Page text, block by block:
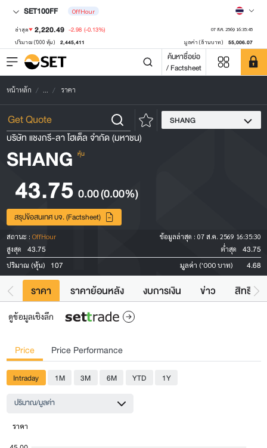
SET100FF OffHour
ล่าสุด 2,220.49 -2.98 (-0.13%) 07 ส.ค. 2569 16:35:45
ปริมาณ ('000 หุ้น) 2,445,411 มูลค่า (ล้านบาท) 55,006.07
ค้นหาชื่อย่อ
/ Factsheet
หน้าหลัก ... ราคา
SHANG
บริษัท แชงกรี-ลา โฮเต็ล จำกัด (มหาชน)
SHANG หุ้น
43.75 0.00(0.00%)
สรุปข้อสนเทศ บจ. (Factsheet)
สถานะ : OffHour ข้อมูลล่าสุด : 07 ส.ค. 2569 16:35:30
สูงสุด
43.75 ต่ำสุด 43.75
ปริมาณ (หุ้น) 107 มูลค่า ('000 บาท) 4.68
ราคา ราคาย้อนหลัง งบการเงิน ข่าว สิทธิปร
ดูข้อมูลเชิงลึก
Price Price Performance
Intraday 1M 3M 6M YTD
1Y
ปริมาณ/มูลค่า